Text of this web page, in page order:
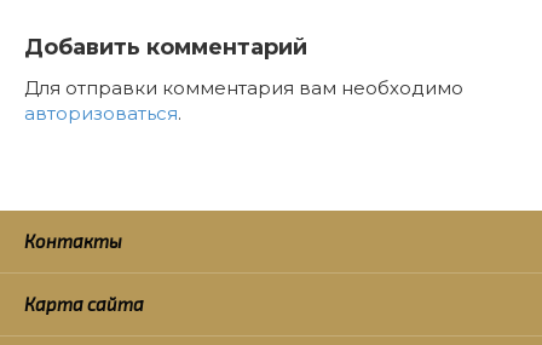
Добавить комментарий
Для отправки комментария вам необходимо
авторизоваться.
Контакты
Карта сайта